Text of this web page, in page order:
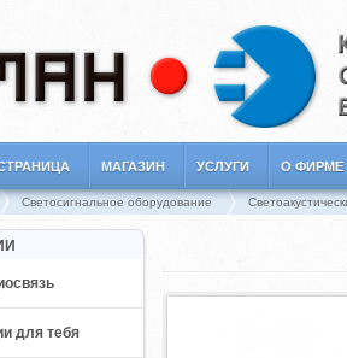
МАГАЗИН УСЛУГИ О ФИРМЕ
Светосигнальное оборудование
для тебя